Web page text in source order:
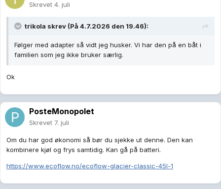
Skrevet 4. juli
trikola skrev (På 4.7.2026 den 19.46):
Følger med adapter så vidt jeg husker. Vi har den på en båt i
familien som jeg ikke bruker særlig.
Ok
PosteMonopolet
Skrevet 7. juli
Om du har god økonomi så bør du sjekke ut denne. Den kan
kombinere kjøl og frys samtidig. Kan gå på batteri.
https://www.ecoflow.no/ecoflow-glacier-classic-45l-1